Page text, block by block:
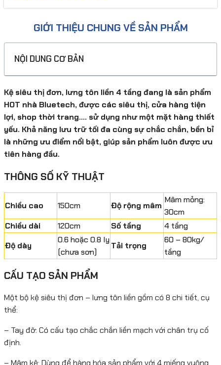
GIỚI THIỆU CHUNG VỀ SẢN PHẨM
NỘI DUNG CƠ BẢN
Kệ siêu thị đơn, lưng tôn liền 4 tầng đang là sản phẩm
HOT nhà Bluetech, được các siêu thị, cửa hàng tiện
lợi, shop thời trang…. sử dụng như một mặt hàng thiết
yếu. Khả năng lưu trữ tối đa cùng sự chắc chắn, bền bỉ
là những ưu điểm nổi bật, giúp sản phẩm luôn được ưu
tiên hàng đầu.
THÔNG SỐ KỸ THUẬT
Chiều cao 150cm Độ rộng mâm
Mâm mỏng:
30cm
Chiều dài
120cm Số tầng
4 tầng
Độ dày
0.6 hoặc 0.8 ly
(chưa sơn)
Tải trọng
60 – 80kg/
tầng
CẤU TẠO SẢN PHẨM
Một bộ kệ siêu thị đơn – lưng tôn liền gồm có 8 chi tiết, cụ
thể:
– Tay đỡ: Có cấu tạo chắc chắn liền mạch với chân trụ cố
định.